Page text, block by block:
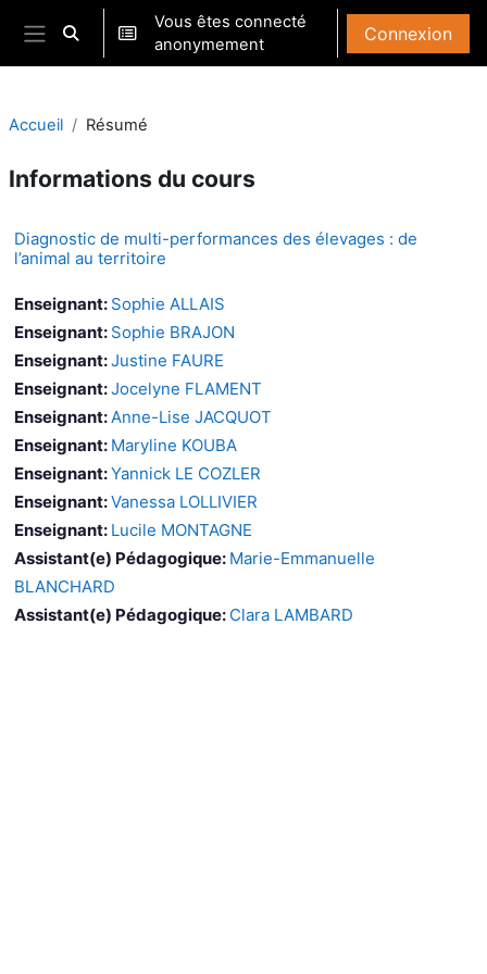
Passer au contenu principal
Panneau latéral
Activer/désactiver la saisie de recherche
Vous êtes connecté
anonymement
Connexion
Accueil Résumé
Informations du cours
Diagnostic de multi-performances des élevages : de
l’animal au territoire
Enseignant: Sophie ALLAIS
Enseignant: Sophie BRAJON
Enseignant:Justine FAURE
Enseignant:Jocelyne FLAMENT
Enseignant: Anne-Lise JACQUOT
Enseignant: Maryline KOUBA
Enseignant:Yannick LE COZLER
Enseignant:Vanessa LOLLIVIER
Enseignant: Lucile MONTAGNE
Assistant(e) Pédagogique: Marie-Emmanuelle
BLANCHARD
Assistant(e) Pédagogique: Clara LAMBARD